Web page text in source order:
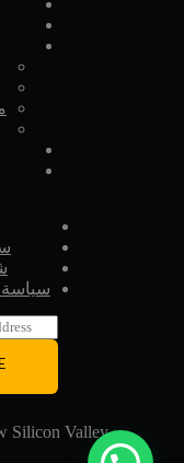
سياسة
m
l
Silicon Valley